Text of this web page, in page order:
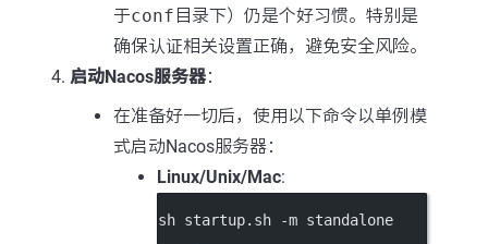
于conf 目录下）仍是个好习惯。特别是
确保认证相关设置正确，避免安全风险。
启动Nacos服务器：
在准备好一切后，使用以下命令以单例模
式启动Nacos服务器：
Linux/Unix/Mac:
sh startup.sh -m standalone